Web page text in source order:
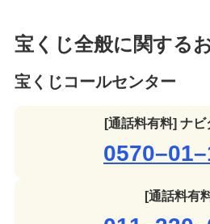
宝くじ全般に関する
宝くじコールセンター
[通話料有料] ナビ
[通話料有